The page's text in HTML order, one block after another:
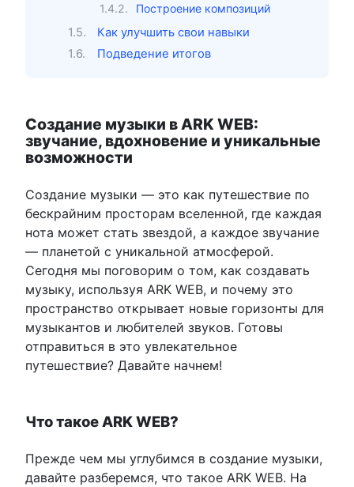
Построение композиций
Как улучшить свои навыки
Подведение итогов
Создание музыки в ARK WEB:
звучание, вдохновение и уникальные
возможности
Создание музыки — это как путешествие по
бескрайним просторам вселенной, где каждая
нота может стать звездой, а каждое звучание
— планетой с уникальной атмосферой.
Сегодня мы поговорим о том, как создавать
музыку, используя ARK WEB, и почему это
пространство открывает новые горизонты для
музыкантов и любителей звуков. Готовы
отправиться в это увлекательное
путешествие? Давайте начнем!
Что такое ARK WEB?
Прежде чем мы углубимся в создание музыки,
давайте разберемся, что такое ARK WEB. На